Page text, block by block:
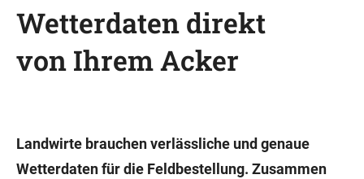
Wetterdaten direkt
von Ihrem Acker
Landwirte brauchen verlässliche und genaue
Wetterdaten für die Feldbestellung. Zusammen